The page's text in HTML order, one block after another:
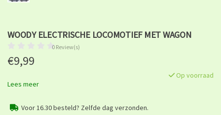
WOODY ELECTRISCHE LOCOMOTIEF MET WAGON
0 Review(s)
€9,99
Op voorraad
Lees meer
Voor 16.30 besteld? Zelfde dag verzonden.